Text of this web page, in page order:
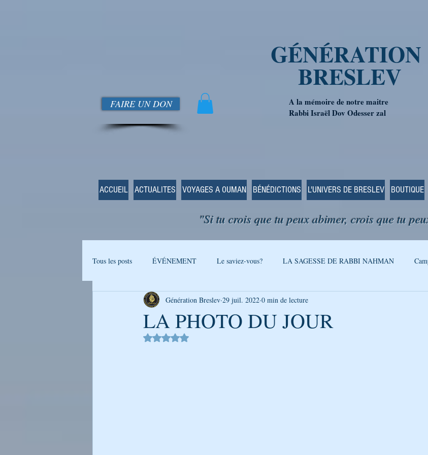
GÉNÉRATION
BRESLEV
FAIRE UN DON
A la mémoire de notre maitre
Rabbi Israël Dov Odesser zal
ACCUEIL ACTUALITES VOYAGES A OUMAN BÉNÉDICTIONS L'UNIVERS DE BRESLEV BOUTIQUE
"Si tu crois que tu peux abimer, crois que tu
Tous les posts ÉVÉNEMENT Le saviez-vous? LA SAGESSE DE RABBI NAHMAN
Actualités Breslev L'univers de Breslev SONDAGE
Ma journée avec Rabenou - Etude jou
LA PHOTO DU JOUR
Génération Breslev 29 juil. 2022 0 min de lecture
Noté NaN étoiles sur 5.